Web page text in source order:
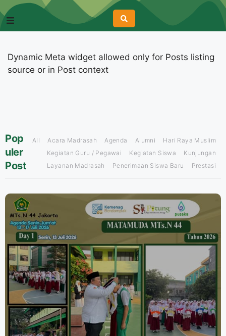
Dynamic Meta widget allowed only for Posts listing
source or in Post context
Pop
uler
Post
All Acara Madrasah Agenda Alumni
Hari Raya Muslim
Kegiatan Guru / Pegawai
Kegiatan Siswa
Kunjungan
Layanan Madrasah
Penerimaan Siswa Baru Prestasi